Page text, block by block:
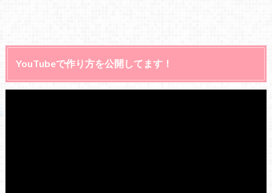
YouTubeで作り方を公開してます！